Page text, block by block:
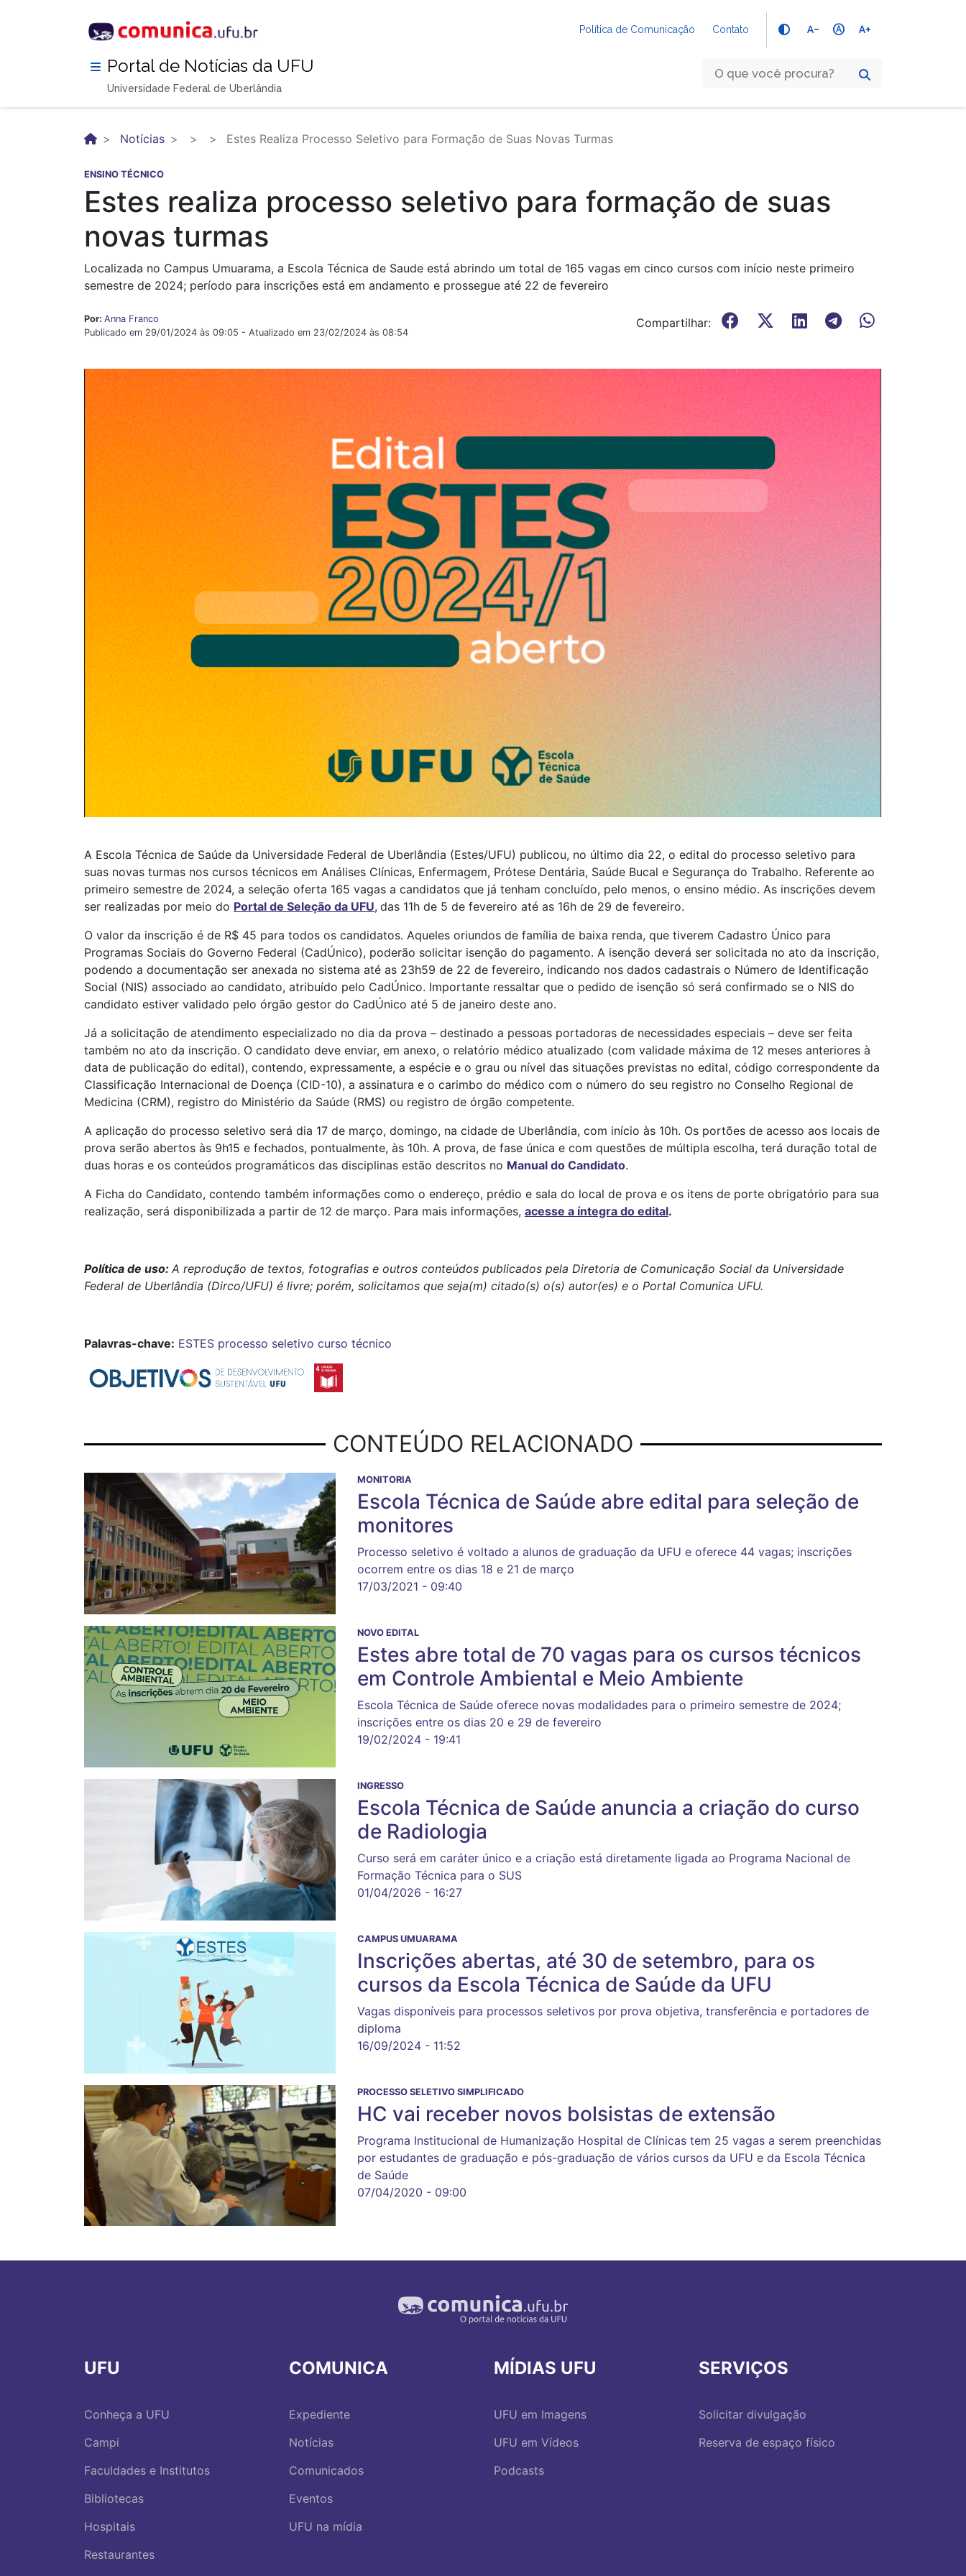
Política de Comunicação Contato text_decrease hdr_auto text_increase
Portal de Notícias da UFU
Universidade Federal de Uberlândia
Notícias Estes Realiza Processo Seletivo para Formação de Suas Novas Turmas
ENSINO TÉCNICO
Estes realiza processo seletivo para formação de suas
novas turmas
Localizada no Campus Umuarama, a Escola Técnica de Saude está abrindo um total de 165 vagas em cinco cursos com início neste primeiro
semestre de 2024; período para inscrições está em andamento e prossegue até 22 de fevereiro
Por: Anna Franco
Publicado em 29/01/2024 às 09:05 - Atualizado em 23/02/2024 às 08:54
Compartilhar:
A Escola Técnica de Saúde da Universidade Federal de Uberlândia (Estes/UFU) publicou, no último dia 22, o edital do processo seletivo para
suas novas turmas nos cursos técnicos em Análises Clínicas, Enfermagem, Prótese Dentária, Saúde Bucal e Segurança do Trabalho. Referente ao
primeiro semestre de 2024, a seleção oferta 165 vagas a candidatos que já tenham concluído, pelo menos, o ensino médio. As inscrições devem
ser realizadas por meio do Portal de Seleção da UFU, das 11h de 5 de fevereiro até as 16h de 29 de fevereiro.
O valor da inscrição é de R$ 45 para todos os candidatos. Aqueles oriundos de família de baixa renda, que tiverem Cadastro Único para
Programas Sociais do Governo Federal (CadÚnico), poderão solicitar isenção do pagamento. A isenção deverá ser solicitada no ato da inscrição,
podendo a documentação ser anexada no sistema até as 23h59 de 22 de fevereiro, indicando nos dados cadastrais o Número de Identificação
Social (NIS) associado ao candidato, atribuído pelo CadÚnico. Importante ressaltar que o pedido de isenção só será confirmado se o NIS do
candidato estiver validado pelo órgão gestor do CadÚnico até 5 de janeiro deste ano.
Já a solicitação de atendimento especializado no dia da prova – destinado a pessoas portadoras de necessidades especiais – deve ser feita
também no ato da inscrição. O candidato deve enviar, em anexo, o relatório médico atualizado (com validade máxima de 12 meses anteriores à
data de publicação do edital), contendo, expressamente, a espécie e o grau ou nível das situações previstas no edital, código correspondente da
Classificação Internacional de Doença (CID-10), a assinatura e o carimbo do médico com o número do seu registro no Conselho Regional de
Medicina (CRM), registro do Ministério da Saúde (RMS) ou registro de órgão competente.
A aplicação do processo seletivo será dia 17 de março, domingo, na cidade de Uberlândia, com início às 10h. Os portões de acesso aos locais de
prova serão abertos às 9h15 e fechados, pontualmente, às 10h. A prova, de fase única e com questões de múltipla escolha, terá duração total de
duas horas e os conteúdos programáticos das disciplinas estão descritos no Manual do Candidato.
A Ficha do Candidato, contendo também informações como o endereço, prédio e sala do local de prova e os itens de porte obrigatório para sua
realização, será disponibilizada a partir de 12 de março. Para mais informações, acesse a íntegra do edital.
Política de uso: A reprodução de textos, fotografias e outros conteúdos publicados pela Diretoria de Comunicação Social da Universidade
Federal de Uberlândia (Dirco/UFU) é livre; porém, solicitamos que seja(m) citado(s) o(s) autor(es) e o Portal Comunica UFU.
Palavras-chave: ESTES processo seletivo curso técnico
CONTEÚDO RELACIONADO
MONITORIA
Escola Técnica de Saúde abre edital para seleção de
monitores
Processo seletivo é voltado a alunos de graduação da UFU e oferece 44 vagas; inscrições
ocorrem entre os dias 18 e 21 de março
17/03/2021 - 09:40
NOVO EDITAL
Estes abre total de 70 vagas para os cursos técnicos
em Controle Ambiental e Meio Ambiente
Escola Técnica de Saúde oferece novas modalidades para o primeiro semestre de 2024;
inscrições entre os dias 20 e 29 de fevereiro
19/02/2024 - 19:41
INGRESSO
Escola Técnica de Saúde anuncia a criação do curso
de Radiologia
Curso será em caráter único e a criação está diretamente ligada ao Programa Nacional de
Formação Técnica para o SUS
01/04/2026 - 16:27
CAMPUS UMUARAMA
Inscrições abertas, até 30 de setembro, para os
cursos da Escola Técnica de Saúde da UFU
Vagas disponíveis para processos seletivos por prova objetiva, transferência e portadores de
diploma
16/09/2024 - 11:52
PROCESSO SELETIVO SIMPLIFICADO
HC vai receber novos bolsistas de extensão
Programa Institucional de Humanização Hospital de Clínicas tem 25 vagas a serem preenchidas
por estudantes de graduação e pós-graduação de vários cursos da UFU e da Escola Técnica
de Saúde
07/04/2020 - 09:00
UFU
Conheça a UFU
Campi
Faculdades e Institutos
Bibliotecas
Hospitais
Restaurantes
COMUNICA
Expediente
Notícias
Comunicados
Eventos
UFU na mídia
MÍDIAS UFU
UFU em Imagens
UFU em Vídeos
Podcasts
SERVIÇOS
Solicitar divulgação
Reserva de espaço físico